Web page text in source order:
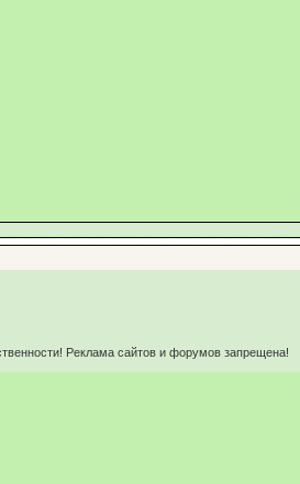
Реклама сайтов и форумов запрещена!